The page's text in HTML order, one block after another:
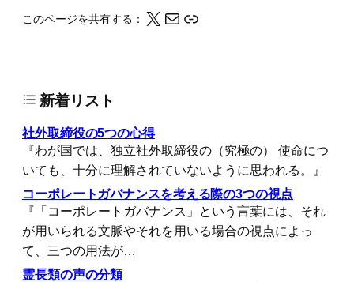
このページを共有する： X メール このページの情報をクリップボードにコピーする
新着リスト
社外取締役の5つの心得
『わが国では、独立社外取締役の（究極の） 使命につ
いても、十分に理解されていないように思われる。』
コーポレートガバナンスを考える際の3つの視点
『「コーポレートガバナンス」という言葉には、それ
が用いられる文脈やそれを用いる場合の視点によっ
て、三つの用法が…
霊長類の声の分類